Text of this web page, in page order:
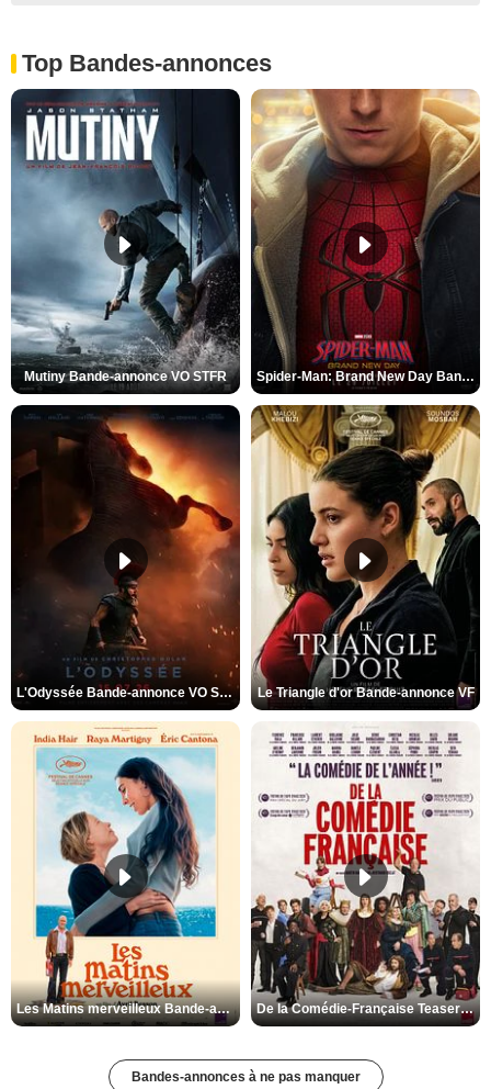
Top Bandes-annonces
Mutiny Bande-annonce VO STFR Spider-Man: Brand New Day Bande-annonce VO STFR
L'Odyssée Bande-annonce VO STFR Le Triangle d'or Bande-annonce VF
Les Matins merveilleux Bande-annonce VF De la Comédie-Française Teaser VF
Bandes-annonces à ne pas manquer